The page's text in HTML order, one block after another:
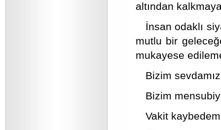
altından
İnsan odaklı
mutlu bir
mukayese
Bizim
Bizim
Vakit